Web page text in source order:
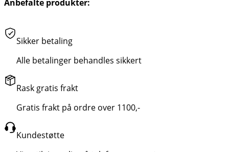
Anbefalte produkter:
Sikker betaling
Alle betalinger behandles sikkert
Rask gratis frakt
Gratis frakt på ordre over 1100,-
Kundestøtte